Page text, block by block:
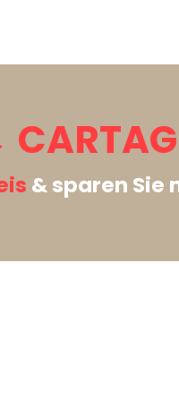
& sparen Sie